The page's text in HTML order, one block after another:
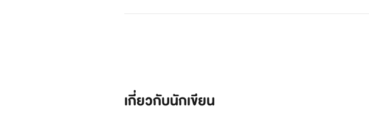
เกี่ยวกับนักเขียน